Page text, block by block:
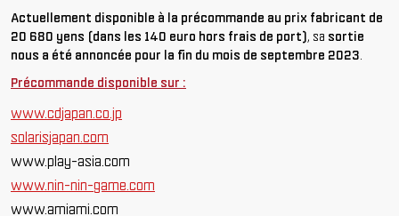
Actuellement disponible à la précommande au prix fabricant de
20 680 yens (dans les 140 euro hors frais de port), sa sortie
nous a été annoncée pour la fin du mois de septembre 2023.
Précommande disponible sur :
www.cdjapan.co.jp
solarisjapan.com
www.play-asia.com
www.nin-nin-game.com
www.amiami.com